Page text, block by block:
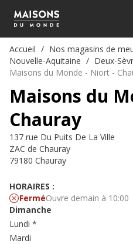
Accueil
Nos magasins de
Nouvelle-Aquitaine
Deux-
Maisons du Monde - Niort -
Maisons du
Chauray
137 rue Du Puits De La Ville
ZAC de Chauray
79180 Chauray
HORAIRES :
FerméOuvre demain à 10:00
Dimanche
Lundi *
Mardi